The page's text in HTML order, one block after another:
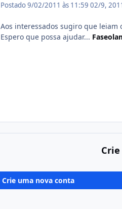
Postado9/02/2011 às 11:59 02/9,
Aos interessados sugiro que leiam
Espero que possa ajudar...
Crie uma nova conta